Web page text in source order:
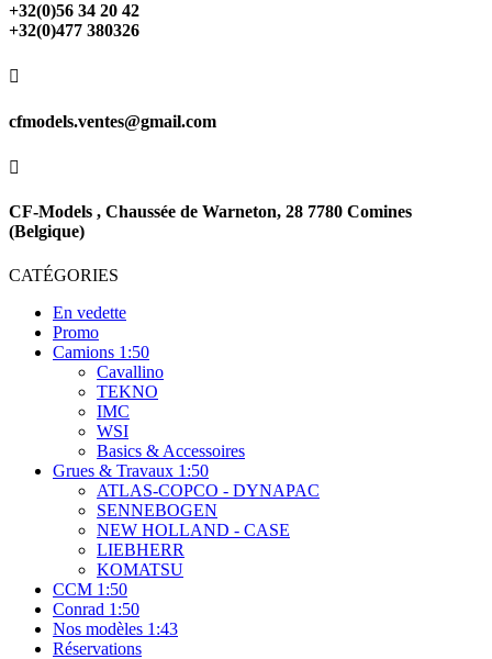
+32(0)56 34 20 42
+32(0)477 380326

cfmodels.ventes@gmail.com

CF-Models , Chaussée de Warneton, 28 7780 Comines
(Belgique)
CATÉGORIES
En vedette
Promo
Camions 1:50
Cavallino
TEKNO
IMC
WSI
Basics & Accessoires
Grues & Travaux 1:50
ATLAS-COPCO - DYNAPAC
SENNEBOGEN
NEW HOLLAND - CASE
LIEBHERR
KOMATSU
CCM 1:50
Conrad 1:50
Nos modèles 1:43
Réservations